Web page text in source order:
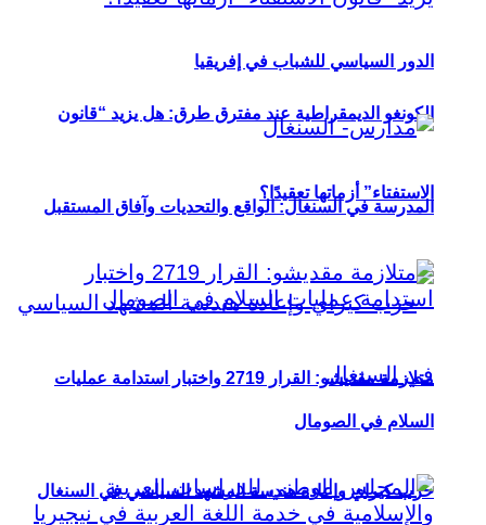
الكونغو الديمقراطية عند مفترق طرق: هل يزيد “قانون
الاستفتاء” أزماتها تعقيدًا؟
حزب كيراي وإعادة هندسة المشهد السياسي في السنغال
الدور السياسي للشباب في إفريقيا
المدرسة في السنغال: الواقع والتحديات وآفاق المستقبل
متلازمة مقديشو: القرار 2719 واختبار استدامة عمليات
السلام في الصومال